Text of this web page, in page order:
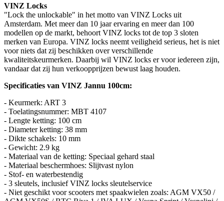
VINZ Locks
"Lock the unlockable" in het motto van VINZ Locks uit
Amsterdam. Met meer dan 10 jaar ervaring en meer dan 100
modellen op de markt, behoort VINZ locks tot de top 3 sloten
merken van Europa. VINZ locks neemt veiligheid serieus, het is niet
voor niets dat zij beschikken over verschillende
kwaliteitskeurmerken. Daarbij wil VINZ locks er voor iedereen zijn,
vandaar dat zij hun verkoopprijzen bewust laag houden.
Specificaties van VINZ Jannu 100cm:
- Keurmerk: ART 3
- Toelatingsnummer: MBT 4107
- Lengte ketting: 100 cm
- Diameter ketting: 38 mm
- Dikte schakels: 10 mm
- Gewicht: 2.9 kg
- Materiaal van de ketting: Speciaal gehard staal
- Materiaal beschermhoes: Slijtvast nylon
- Stof- en waterbestendig
- 3 sleutels, inclusief VINZ locks sleutelservice
- Niet geschikt voor scooters met spaakwielen zoals: AGM VX50 /